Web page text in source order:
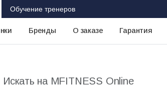
Обучение тренеров
Бренды О заказе Гарантия